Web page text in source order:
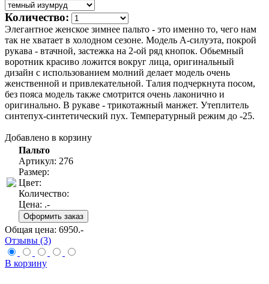
Количество:
Элегантное женское зимнее пальто - это именно то, чего нам
так не хватает в холодном сезоне. Модель А-силуэта, покрой
рукава - втачной, застежка на 2-ой ряд кнопок. Обьемный
воротник красиво ложится вокруг лица, оригинальный
дизайн с использованием молний делает модель очень
женственной и привлекательной. Талия подчеркнута посом,
без пояса модель также смотрится очень лаконично и
оригинально. В рукаве - трикотажный манжет. Утеплитель
синтепух-синтетический пух. Температурный режим до -25.
Добавлено в корзину
Пальто
Артикул: 276
Размер:
Цвет:
Количество:
Цена: .-
Общая цена: 6950.-
Отзывы (3)
В корзину